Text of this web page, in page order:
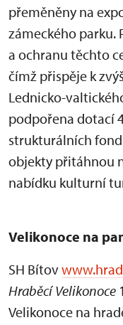
přeměněny na
zámeckého parku.
a ochranu těchto
čímž přispěje k
Lednicko-
podpořena dotací
strukturálních
objekty přitáhnou
nabídku kulturní
Velikonoce na
SH Bítov
Hraběcí Velikonoce
Velikonoce na